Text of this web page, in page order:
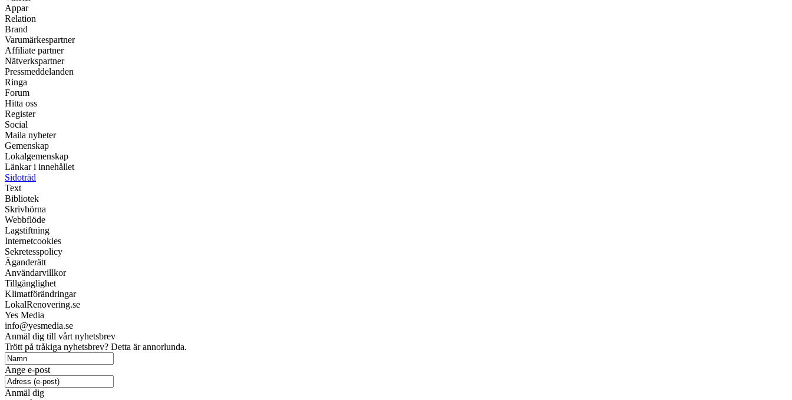
Appar
Relation
Brand
Varumärkespartner
Affiliate partner
Nätverkspartner
Pressmeddelanden
Ringa
Forum
Hitta oss
Register
Social
Maila nyheter
Gemenskap
Lokalgemenskap
Länkar i innehållet
Sidoträd
Text
Bibliotek
Skrivhörna
Webbflöde
Lagstiftning
Internetcookies
Sekretesspolicy
Äganderätt
Användarvillkor
Tillgänglighet
Klimatförändringar
LokalRenovering.se
Yes Media
info@yesmedia.se
Anmäl dig till vårt nyhetsbrev
Trött på tråkiga nyhetsbrev? Detta är annorlunda.
Ange e-post
Anmäl dig